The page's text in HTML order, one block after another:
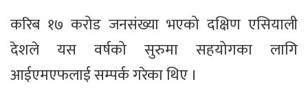
करिब १७ करोड जनसंख्या भएको दक्षिण एसियाली
देशले यस वर्षको सुरुमा सहयोगका लागि
आईएमएफलाई सम्पर्क गरेका थिए ।